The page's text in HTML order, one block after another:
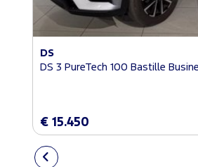
DS
DS 3 PureTech 100 Bastille
€ 15.450